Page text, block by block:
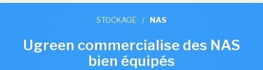
STOCKAGE / NAS
Ugreen commercialise des NAS
bien équipés